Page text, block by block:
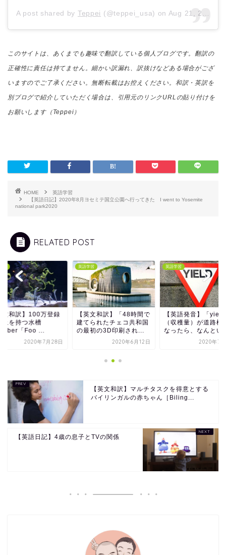
A post shared by Teppei (@teppei_usa) on Aug 21, 2020 at 9:26am PDT
このサイトは、あくまでも趣味で翻訳している個人ブログです。翻訳の
正確性に責任は持てません。細かい訳漏れ、訳抜けなどある場合がござ
いますのでご了承ください。無断転載はお控えください。和訳・英訳を
別ブログで紹介していただく場合は、引用元のリンクURLの貼り付けを
お願いします（Teppei）
HOME
英語学習
【英語日記】2020年8月ヨセミテ国立公園へ行ってきた I went to Yosemite
national park2020
RELATED POST
文和訳】100万登録
上を持つ水槽
「Foo ...
2020年7月28日
英語学習
【英文和訳】「48時間で
建てられたチェコ共和国
の最初の3D印刷され...
2020年6月12日
英語学習
【英語発音】「
（収穫量）が道路標
なったら、なんとい
2020年7
【英文和訳】マルチタスクを得意とする
バイリンガルの赤ちゃん［Biling...
【英語日記】4歳の息子とTVの関係